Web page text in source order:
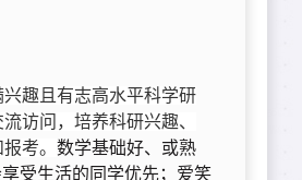
趣且有志高水平科学研
访问，培养科研兴趣、
考。 数学基础好、或熟
受生活的同学优先；爱笑